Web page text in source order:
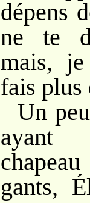
dépens
ne te
mais,
fais plus
Un
ayant
gants,